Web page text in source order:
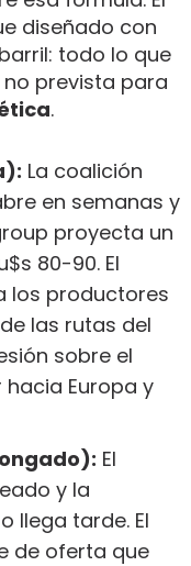
diseñado con
todo lo que
prevista para
.
La coalición
en semanas y
proyecta un
80-90. El
los productores
las rutas del
sobre el
hacia Europa y
El
y la
llega tarde. El
de oferta que